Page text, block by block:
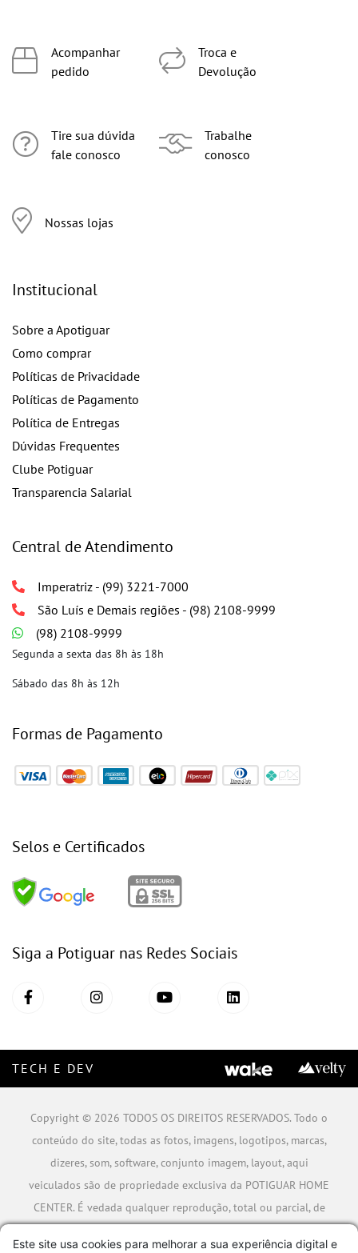
Acompanhar
pedido
Tire sua dúvida
fale conosco
Nossas lojas
Troca e
Devolução
Trabalhe
conosco
Institucional
Sobre a Apotiguar
Como comprar
Políticas de Privacidade
Políticas de Pagamento
Política de Entregas
Dúvidas Frequentes
Clube Potiguar
Transparencia Salarial
Central de Atendimento
Imperatriz - (99) 3221-7000
São Luís e Demais regiões - (98) 2108-9999
(98) 2108-9999
Segunda a sexta das 8h às 18h
Sábado das 8h às 12h
Formas de Pagamento
Selos e Certificados
Siga a Potiguar nas Redes Sociais
TECH E DEV
Copyright © 2026 TODOS OS DIREITOS RESERVADOS. Todo o
conteúdo do site, todas as fotos, imagens, logotipos, marcas,
dizeres, som, software, conjunto imagem, layout, aqui
veiculados são de propriedade exclusiva da POTIGUAR HOME
CENTER. É vedada qualquer reprodução, total ou parcial, de
Este site usa cookies para melhorar a sua experiência digital e